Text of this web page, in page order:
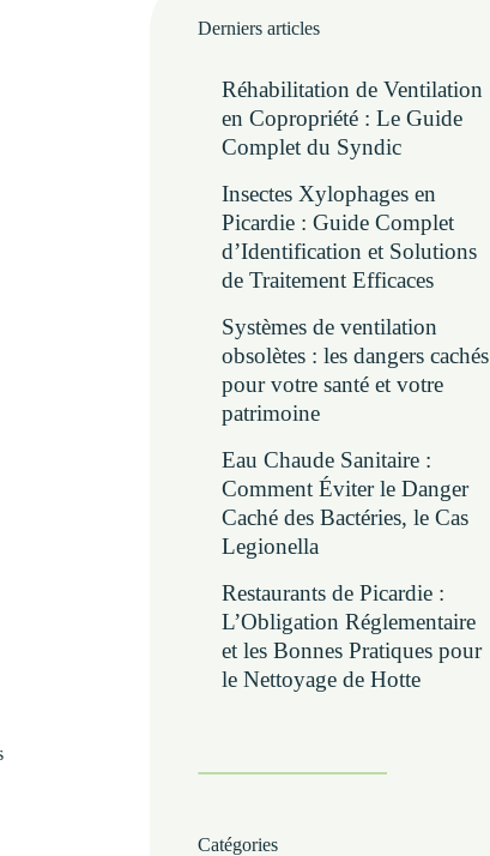
Derniers articles
Réhabilitation de Ventilation
en Copropriété : Le Guide
Complet du Syndic
Insectes Xylophages en
Picardie : Guide Complet
d’Identification et Solutions
de Traitement Efficaces
Systèmes de ventilation
obsolètes : les dangers cachés
pour votre santé et votre
patrimoine
Eau Chaude Sanitaire :
Comment Éviter le Danger
Caché des Bactéries, le Cas
Legionella
Restaurants de Picardie :
L’Obligation Réglementaire
et les Bonnes Pratiques pour
le Nettoyage de Hotte
Catégories